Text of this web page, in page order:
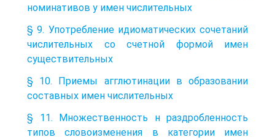
номинативов у имен числительных
§ 9. Употребление идиоматических сочетаний
числительных со счетной формой имен
существительных
§ 10. Приемы агглютинации в образовании
составных имен числительных
§ 11. Множественность н раздробленность
типов словоизменения в категории имен